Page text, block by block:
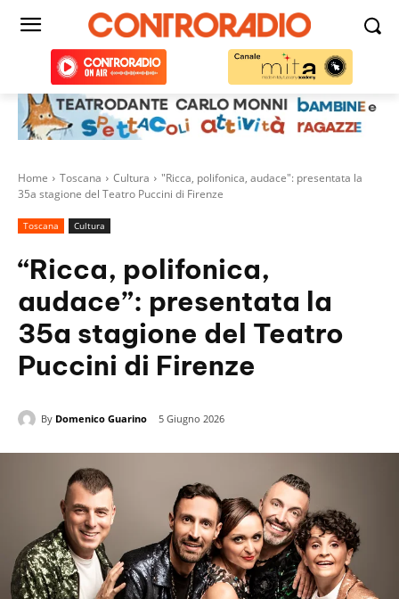
Home Toscana Cultura
"Ricca, polifonica, audace": presentata la
35a stagione del Teatro Puccini di Firenze
Toscana Cultura
“Ricca, polifonica,
audace”: presentata la
35a stagione del Teatro
Puccini di Firenze
By Domenico Guarino 5 Giugno 2026